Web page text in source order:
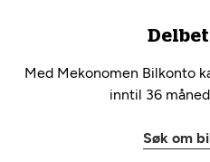
Med Mekonomen Bilkonto
inntil 36
Søk om